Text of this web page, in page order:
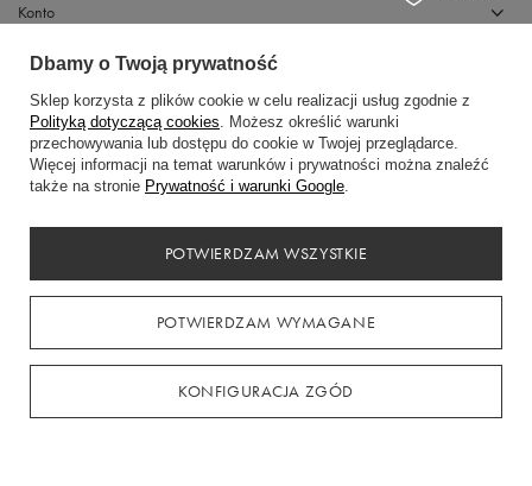
Konto
Regulaminy
Gdańska 14, 89-600 Chojnice
+48794441969
kasadress.info@gmail.com
Dbamy o Twoją prywatność
Sklep korzysta z plików cookie w celu realizacji usług zgodnie z
Polityką dotyczącą cookies. Możesz określić warunki
przechowywania lub dostępu do cookie w Twojej przeglądarce.
Więcej informacji na temat warunków i prywatności można znaleźć
także na stronie Prywatność i warunki Google.
POTWIERDZAM WYMAGANE
KONFIGURACJA ZGÓD
POTWIERDZAM WSZYSTKIE